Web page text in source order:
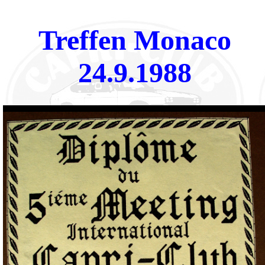
Treffen Monaco
24.9.1988